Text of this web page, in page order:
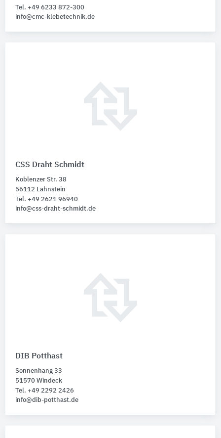
Tel. +49 6233 872-300
info@cmc-klebetechnik.de
CSS Draht Schmidt
Koblenzer Str. 38
56112 Lahnstein
Tel. +49 2621 96940
info@css-draht-schmidt.de
DIB Potthast
Sonnenhang 33
51570 Windeck
Tel. +49 2292 2426
info@dib-potthast.de